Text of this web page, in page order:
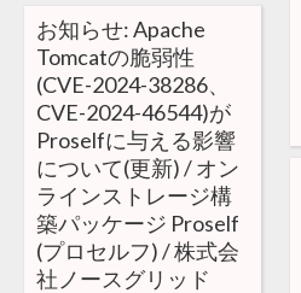
お知らせ: Apache
Tomcatの脆弱性
(CVE-2024-38286、
CVE-2024-46544)が
Proselfに与える影響
について(更新) / オン
ラインストレージ構
築パッケージ Proself
(プロセルフ) / 株式会
社ノースグリッド